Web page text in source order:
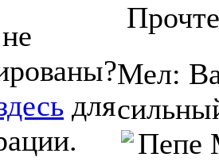
для
Мел:
Пепе